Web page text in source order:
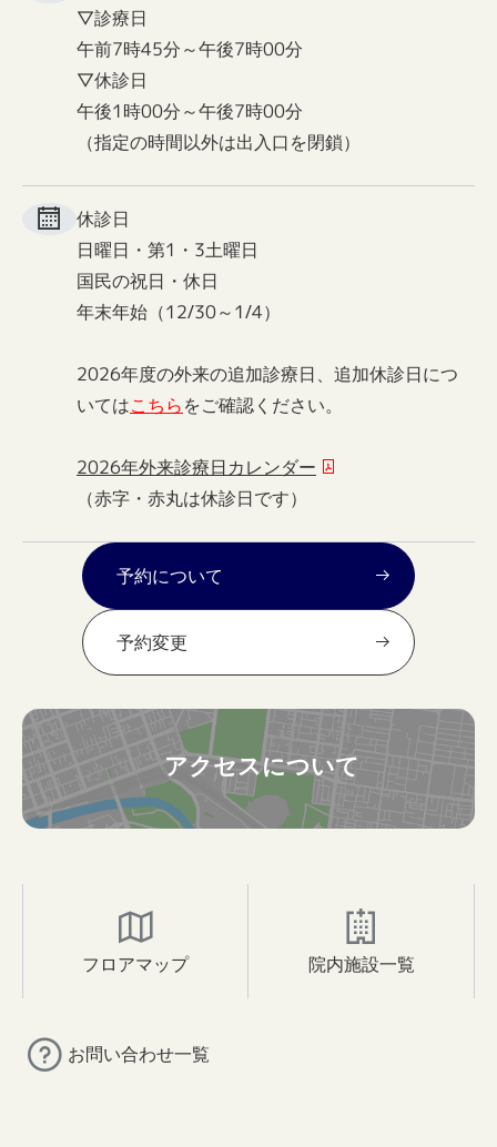
▽診療日
午前7時45分～午後7時00分
▽休診日
午後1時00分～午後7時00分
（指定の時間以外は出入口を閉鎖）
休診日
日曜日・第1・3土曜日
国民の祝日・休日
年末年始（12/30～1/4）
2026年度の外来の追加診療日、追加休診日につ
いてはこちらをご確認ください。
2026年外来診療日カレンダー
（赤字・赤丸は休診日です）
予約について
予約変更
アクセスについて
フロアマップ 院内施設一覧
お問い合わせ一覧